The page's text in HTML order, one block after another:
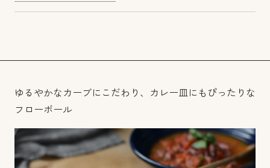
ゆるやかなカーブにこだわり、カレー皿にもぴったりな
フローボール